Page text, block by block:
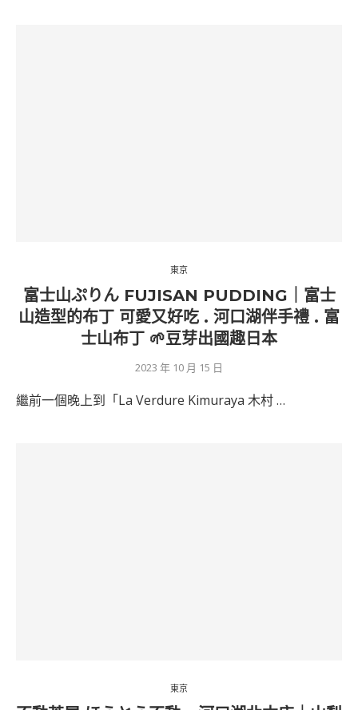
東京
富士山ぷりん FUJISAN PUDDING｜富士
山造型的布丁 可愛又好吃 . 河口湖伴手禮 . 富
士山布丁 🌱豆芽出國趣日本
2023 年 10 月 15 日
繼前一個晚上到「La Verdure Kimuraya 木村 …
東京